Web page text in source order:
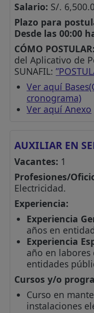
Salario: S/.
Plazo para
Desde las 00:00
CÓMO POSTULAR:
del Aplicativo de
SUNAFIL:
Ver aquí
cronograma)
Ver aquí Anexo
AUXILIAR EN
Vacantes: 1
Profesiones/
Electricidad.
Experiencia:
Experiencia
años en
Experiencia
año en
entidades
Cursos y/o
Curso en
instalaciones